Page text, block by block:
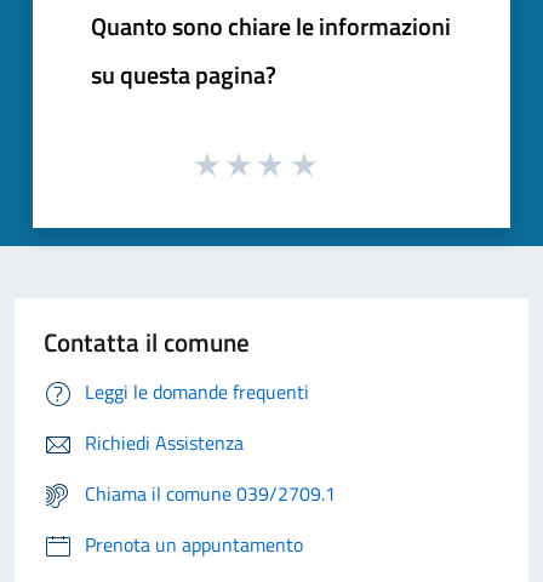
Quanto sono chiare le informazioni
su questa pagina?
Contatta il comune
Leggi le domande frequenti
Richiedi Assistenza
Chiama il comune 039/2709.1
Prenota un appuntamento